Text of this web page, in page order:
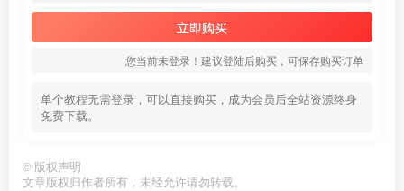
立即购买
您当前未登录！建议登陆后购买，可保存购买订单
单个教程无需登录，可以直接购买，成为会员后全站资源终身
免费下载。
© 版权声明
文章版权归作者所有，未经允许请勿转载。